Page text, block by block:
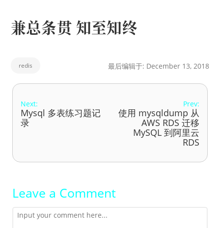
兼总条贯 知至知终
redis 最后编辑于: December 13, 2018
Next:
Mysql 多表练习题记
录
Prev:
使用 mysqldump 从
AWS RDS 迁移
MySQL 到阿里云
RDS
Leave a Comment